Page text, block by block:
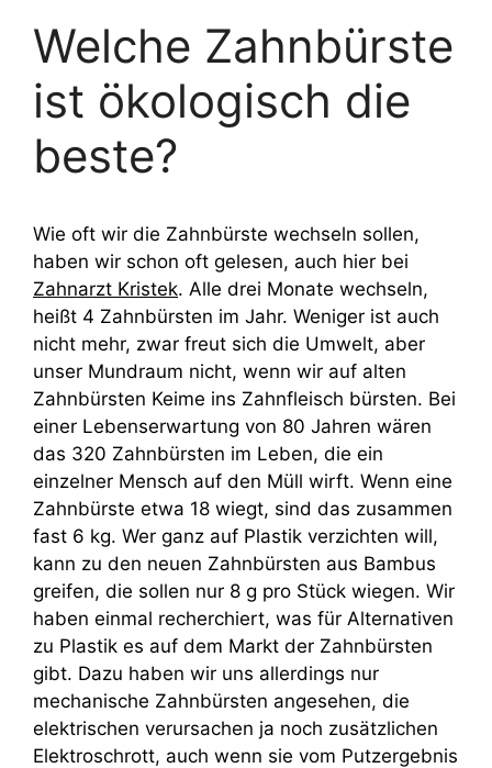
Welche Zahnbürste
ist ökologisch die
beste?
Wie oft wir die Zahnbürste wechseln sollen,
haben wir schon oft gelesen, auch hier bei
Zahnarzt Kristek. Alle drei Monate wechseln,
heißt 4 Zahnbürsten im Jahr. Weniger ist auch
nicht mehr, zwar freut sich die Umwelt, aber
unser Mundraum nicht, wenn wir auf alten
Zahnbürsten Keime ins Zahnfleisch bürsten. Bei
einer Lebenserwartung von 80 Jahren wären
das 320 Zahnbürsten im Leben, die ein
einzelner Mensch auf den Müll wirft. Wenn eine
Zahnbürste etwa 18 wiegt, sind das zusammen
fast 6 kg. Wer ganz auf Plastik verzichten will,
kann zu den neuen Zahnbürsten aus Bambus
greifen, die sollen nur 8 g pro Stück wiegen. Wir
haben einmal recherchiert, was für Alternativen
zu Plastik es auf dem Markt der Zahnbürsten
gibt. Dazu haben wir uns allerdings nur
mechanische Zahnbürsten angesehen, die
elektrischen verursachen ja noch zusätzlichen
Elektroschrott, auch wenn sie vom Putzergebnis